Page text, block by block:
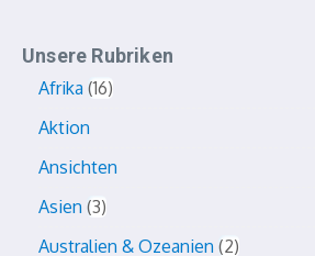
Unsere Rubriken
Afrika 16
Aktion
Ansichten
Asien 3
Australien & Ozeanien 2